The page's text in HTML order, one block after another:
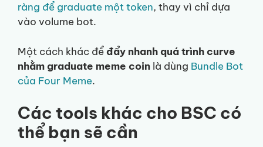
ràng để graduate một token, thay vì chỉ dựa
vào volume bot.
Một cách khác để đẩy nhanh quá trình curve
nhằm graduate meme coin là dùng Bundle Bot
của Four Meme.
Các tools khác cho BSC có
thể bạn sẽ cần